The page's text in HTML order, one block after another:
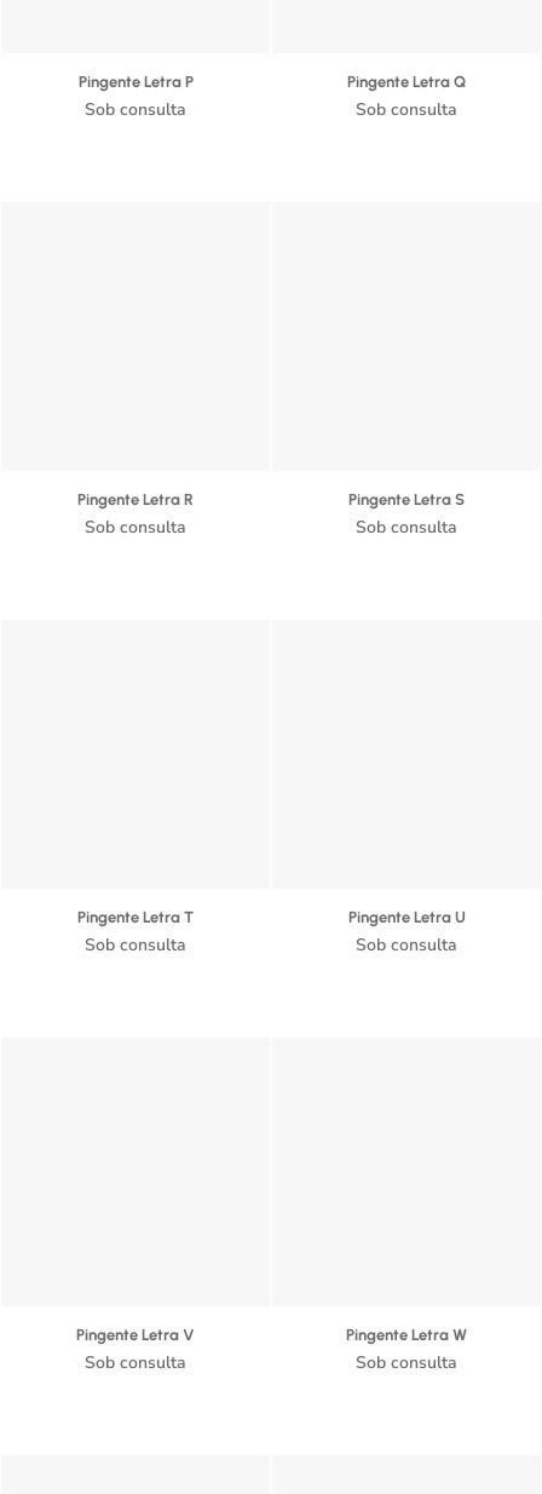
Pingente Letra P
Sob consulta
Pingente Letra Q
Sob consulta
Pingente Letra R
Sob consulta
Pingente Letra S
Sob consulta
Pingente Letra T
Sob consulta
Pingente Letra U
Sob consulta
Pingente Letra V
Sob consulta
Pingente Letra W
Sob consulta